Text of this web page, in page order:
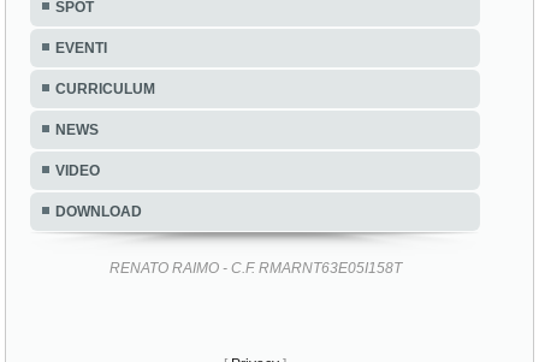
SPOT
EVENTI
CURRICULUM
NEWS
VIDEO
DOWNLOAD
RENATO RAIMO - C.F. RMARNT63E05I158T